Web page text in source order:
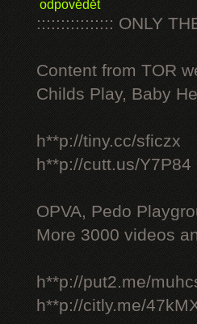
odpovědět
:::::::::::::::: ONLY
Content from TOR
Childs Play, Baby
h**p://tiny.cc/sficzx
h**p://cutt.us/Y7P84
OPVA, Pedo
More 3000 videos
h**p://put2.me/
h**p://citly.me/